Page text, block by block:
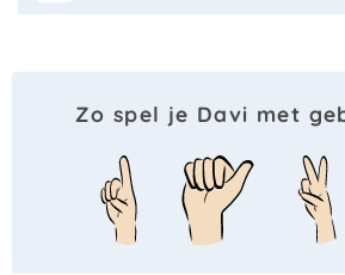
Zo spel je Davi met